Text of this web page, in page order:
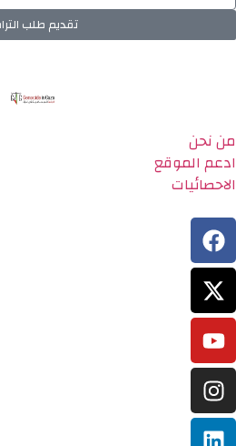
تقديم طلب
من نحن
ادعم الموقع
الاحصائيات